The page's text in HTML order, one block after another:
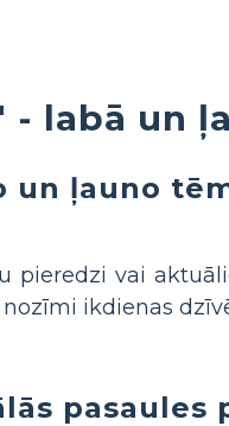
labā un
un ļauno
pieredzi vai
ikdienas
pasaules